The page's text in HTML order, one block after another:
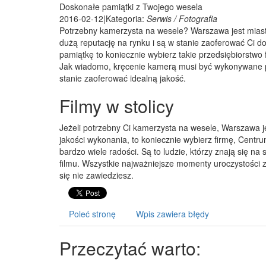
Doskonałe pamiątki z Twojego wesela
2016-02-12|Kategoria: Serwis / Fotografia
Potrzebny kamerzysta na wesele? Warszawa jest
dużą reputację na rynku i są w stanie zaoferować Ci
pamiątkę to koniecznie wybierz takie
Jak wiadomo, kręcenie kamerą musi być
stanie zaoferować idealną jakość.
Filmy w stolicy
Jeżeli potrzebny Ci kamerzysta na wesele,
jakości wykonania, to koniecznie wybierz firmę,
bardzo wiele radości. Są to ludzie, którzy znają się
filmu. Wszystkie najważniejsze momenty
się nie zawiedziesz.
Poleć stronę Wpis zawiera błędy
Przeczytać warto: